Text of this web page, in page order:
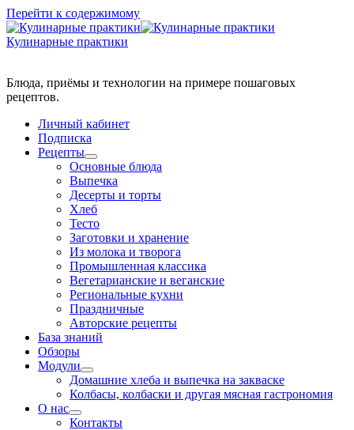
Перейти к содержимому
Кулинарные практики
Блюда, приёмы и технологии на примере пошаговых
Личный кабинет
Подписка
Рецепты
Основные блюда
Выпечка
Десерты и торты
Хлеб
Тесто
Заготовки и хранение
Из молока и творога
Промышленная классика
Вегетарианские и веганские
Региональные кухни
Праздничные
Авторские рецепты
База знаний
Обзоры
Модули
Домашние хлеба и выпечка на закваске
Колбасы, колбаски и другая мясная гастрономия
О нас
Контакты